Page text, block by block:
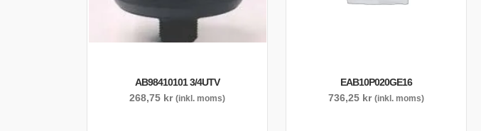
AB98410101 3/4UTV
268,75 kr (inkl. moms)
EAB10P020GE16
736,25 kr (inkl. moms)